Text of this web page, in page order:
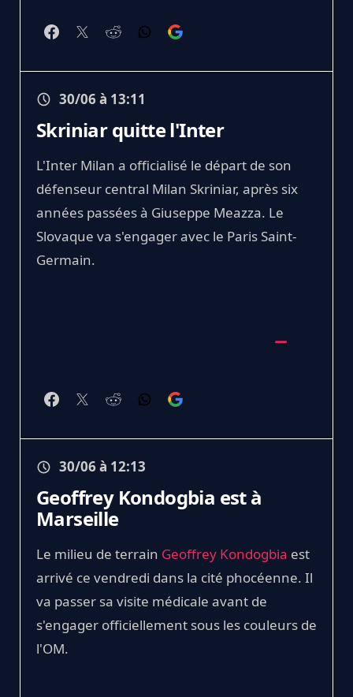
30/06 à 13:11
Skriniar quitte l'Inter
L'Inter Milan a officialisé le départ de son
défenseur central Milan Skriniar, après six
années passées à Giuseppe Meazza. Le
Slovaque va s'engager avec le Paris Saint-
Germain.
30/06 à 12:13
Geoffrey Kondogbia est à
Marseille
Le milieu de terrain Geoffrey Kondogbia est
arrivé ce vendredi dans la cité phocéenne. Il
va passer sa visite médicale avant de
s'engager officiellement sous les couleurs de
l'OM.